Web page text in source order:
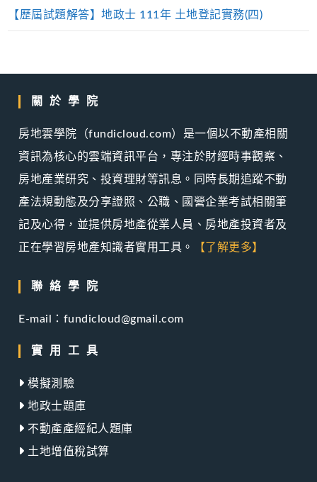
【歷屆試題解答】地政士 111年 土地登記實務(四)
關於學院
房地雲學院（fundicloud.com）是一個以不動產相關
資訊為核心的雲端資訊平台，專注於財經時事觀察、
房地產業研究、投資理財等訊息。同時長期追蹤不動
產法規動態及分享證照、公職、國營企業考試相關筆
記及心得，並提供房地產從業人員、房地產投資者及
正在學習房地產知識者實用工具。
【了解更多】
聯絡學院
E-mail：fundicloud@gmail.com
實用工具
模擬測驗
地政士題庫
不動產產經紀人題庫
土地增值稅試算